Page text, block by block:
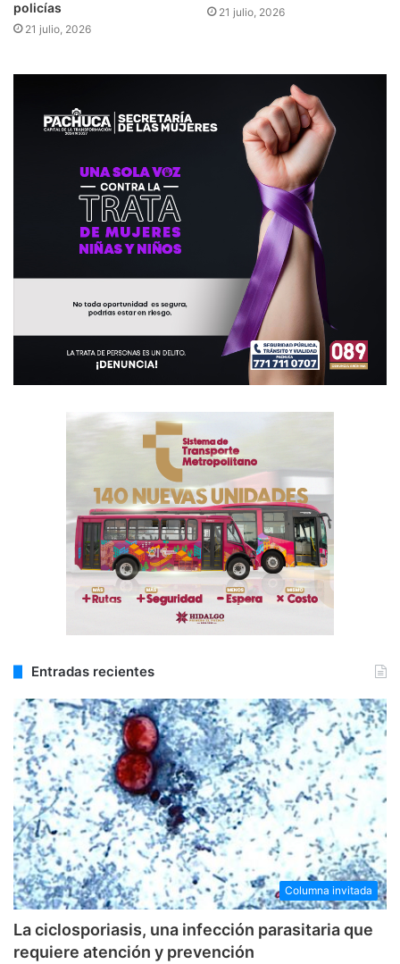
policías
21 julio, 2026
21 julio, 2026
Entradas recientes
Columna invitada
La ciclosporiasis, una infección parasitaria que
requiere atención y prevención